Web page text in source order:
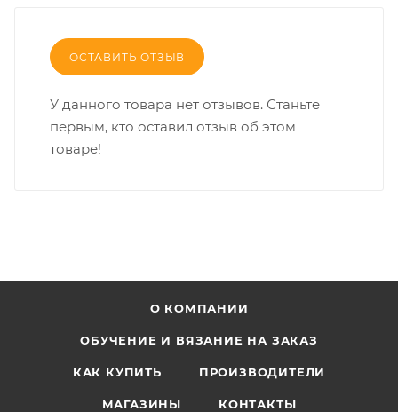
ОСТАВИТЬ ОТЗЫВ
У данного товара нет отзывов. Станьте
первым, кто оставил отзыв об этом
товаре!
О КОМПАНИИ
ОБУЧЕНИЕ И ВЯЗАНИЕ НА ЗАКАЗ
КАК КУПИТЬ ПРОИЗВОДИТЕЛИ
МАГАЗИНЫ КОНТАКТЫ